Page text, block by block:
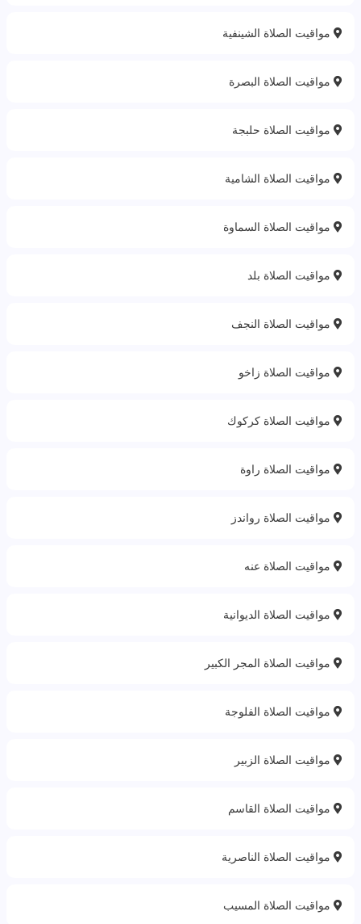
مواقيت الصلاة الشينفية
مواقيت الصلاة البصرة
مواقيت الصلاة حلبجة
مواقيت الصلاة الشامية
مواقيت الصلاة السماوة
مواقيت الصلاة بلد
مواقيت الصلاة النجف
مواقيت الصلاة زاخو
مواقيت الصلاة كركوك
مواقيت الصلاة راوة
مواقيت الصلاة رواندز
مواقيت الصلاة عنه
مواقيت الصلاة الديوانية
مواقيت الصلاة المجر الكبير
مواقيت الصلاة الفلوجة
مواقيت الصلاة الزبير
مواقيت الصلاة القاسم
مواقيت الصلاة الناصرية
مواقيت الصلاة المسيب